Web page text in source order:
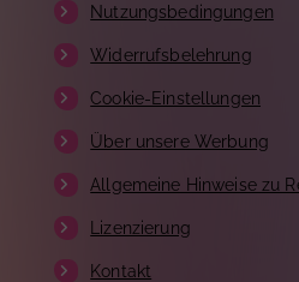
Nutzungsbedingungen
Widerrufsbelehrung
Cookie-Einstellungen
Über unsere Werbung
Allgemeine Hinweise zu
Lizenzierung
Kontakt